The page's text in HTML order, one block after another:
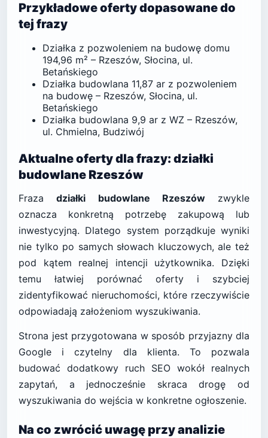
Przykładowe oferty dopasowane do
tej frazy
Działka z pozwoleniem na budowę domu
194,96 m² – Rzeszów, Słocina, ul.
Betańskiego
Działka budowlana 11,87 ar z pozwoleniem
na budowę – Rzeszów, Słocina, ul.
Betańskiego
Działka budowlana 9,9 ar z WZ – Rzeszów,
ul. Chmielna, Budziwój
Aktualne oferty dla frazy: działki
budowlane Rzeszów
Frazadziałki budowlane Rzeszówzwykle
oznacza konkretną potrzebę zakupową lub
inwestycyjną. Dlatego system porządkuje wyniki
nie tylko po samych słowach kluczowych, ale też
pod kątem realnej intencji użytkownika. Dzięki
temu łatwiej porównać oferty i szybciej
zidentyfikować nieruchomości, które rzeczywiście
odpowiadają założeniom wyszukiwania.
Strona jest przygotowana w sposób przyjazny dla
Google i czytelny dla klienta. To pozwala
budować dodatkowy ruch SEO wokół realnych
zapytań, a jednocześnie skraca drogę od
wyszukiwania do wejścia w konkretne ogłoszenie.
Na co zwrócić uwagę przy analizie